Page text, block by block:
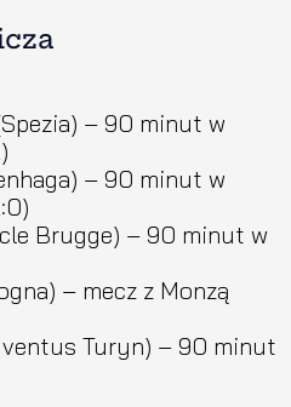
– 90 minut w
– 90 minut w
Brugge) – 90 minut w
– mecz z Monzą
Turyn) – 90 minut